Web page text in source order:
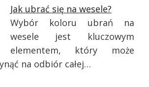
Jak ubrać się na wesele?
Wybór koloru ubrań na
wesele jest kluczowym
elementem, który może
na odbiór całej…